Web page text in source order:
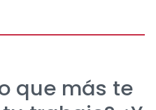
que más te